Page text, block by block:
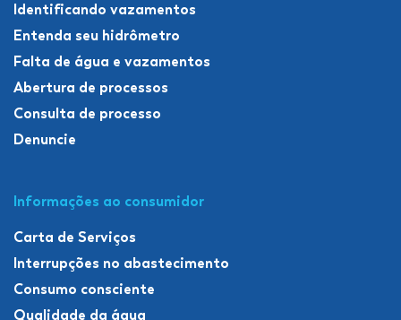
Identificando vazamentos
Entenda seu hidrômetro
Falta de água e vazamentos
Abertura de processos
Consulta de processo
Denuncie
Informações ao consumidor
Carta de Serviços
Interrupções no abastecimento
Consumo consciente
Qualidade da água